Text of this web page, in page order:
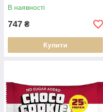
В наявності
747 ₴
Купити